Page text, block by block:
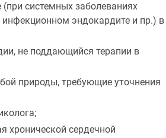
системных заболеваниях
инфекционном эндокардите и пр.) в
не поддающийся терапии в
природы, требующие уточнения
хронической сердечной